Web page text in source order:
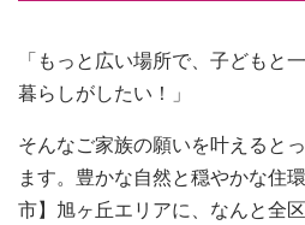
「もっと広い場所で、子どもと
暮らしがしたい！」
そんなご家族の願いを叶えると
ます。豊かな自然と穏やかな住
市】旭ヶ丘エリアに、なんと全